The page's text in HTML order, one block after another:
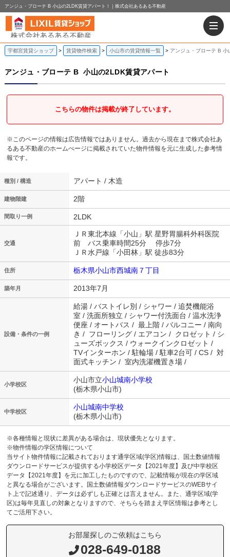
アンジュ・ブローテ B 小山の2LDK賃貸アパート！｜株式会社あるある不動産
宇都宮賃貸ショップ 賃貸物件検索 小山市の賃貸情報一覧 アンジュ・ブローテ B
アンジュ・ブローテ B 小山の2LDK賃貸アパート
こちらの物件は掲載が終了しています。
※このページの情報は広告情報ではありません。過去から現在まで株式会社あ
るある不動産のホームぺージに掲載されていた物件情報を元に生成した参考情
報です。
種別 / 構造 アパート / 木造
建物階建 2階
間取り一例 2LDK
交通
ＪＲ東北本線「小山」駅 星野胃腸科外科医院
前 バス乗車時間25分 停歩7分
ＪＲ水戸線「小田林」駅 徒歩83分
住所 栃木県小山市西城南７丁目
築年月 2013年7月
設備・条件の一例
給湯 / バストイレ別 / シャワー / 追焚機能浴
室 / 洗面所独立 / シャワー付洗面台 / 温水洗浄
便座 / オートバス / 最上階 / バルコニー / 南向
き / フローリング / エアコン / クロゼット / シ
ューズボックス / ウォークインクロゼット /
TVインターホン / 駐輪場 / 駐車2台可 / CS / 対
面式キッチン / 室内洗濯機置き場 /
小学校区
小山市立小山城南小学校
(栃木県小山市)
中学校区
小山城南中学校
(栃木県小山市)
※各種情報と現状に差異がある場合は、現状優先となります。
※物件情報の学区情報について
当サイト物件情報に記載されております通学区域(学区)情報は、国土数値情報
ダウンロードサービスが提供する小学校区データ【2021年度】及び中学校区
データ【2021年度】を元に加工したものですので、記載情報が現在の学区域
と異なる場合がございます。国土数値情報ダウンロードサービスのWEBサイ
ト上で記述通り、データは必ずしも正確とは言えません。また、通学区域(学
区)は毎年見直しの対象となりますので、そちらを踏まえ学区情報は参考とし
てご活用下さい。
お部屋探しのご依頼はこちら
028-649-0188